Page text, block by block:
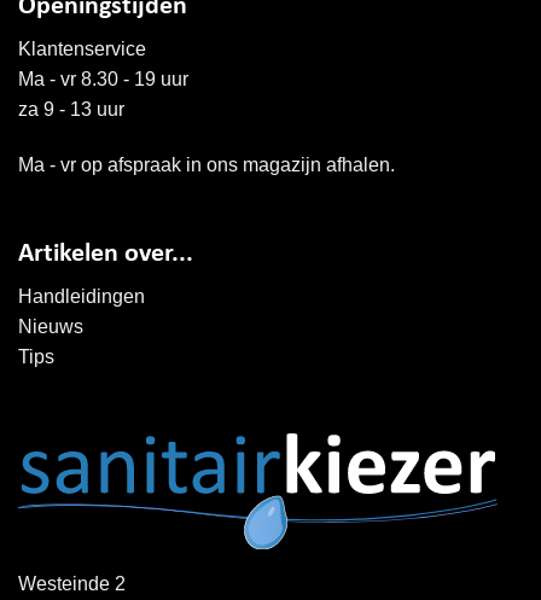
Openingstijden
Klantenservice
Ma - vr 8.30 - 19 uur
za 9 - 13 uur
Ma - vr op afspraak in ons magazijn afhalen.
Artikelen over...
Handleidingen
Nieuws
Tips
Westeinde 2